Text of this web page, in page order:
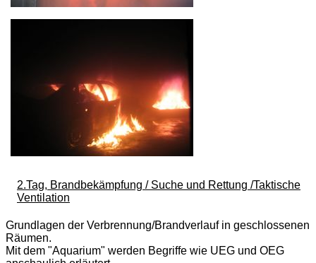
2.Tag, Brandbekämpfung / Suche und Rettung /Taktische
Ventilation
Grundlagen der Verbrennung/Brandverlauf in geschlossenen
Räumen.
Mit dem "Aquarium" werden Begriffe wie UEG und OEG